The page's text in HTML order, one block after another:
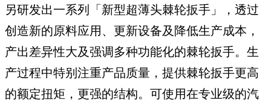
另研发出一系列「新型超薄头棘轮扳手」，透过
创造新的原料应用、更新设备及降低生产成本，
产出差异性大及强调多种功能化的棘轮扳手。生
产过程中特别注重产品质量，提供棘轮扳手更高
的额定扭矩，更强的结构。可使用在专业级的汽